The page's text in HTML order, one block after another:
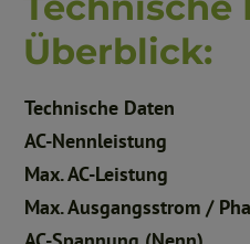
Überblick:
Technische Daten
AC-Nennleistung
Max. AC-Leistung
Max. Ausgangsstrom /